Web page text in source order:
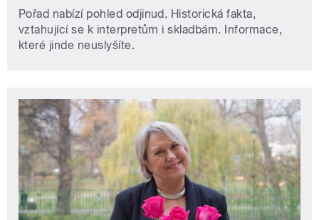
Pořad nabízí pohled odjinud. Historická fakta,
vztahující se k interpretům i skladbám. Informace,
které jinde neuslyšíte.